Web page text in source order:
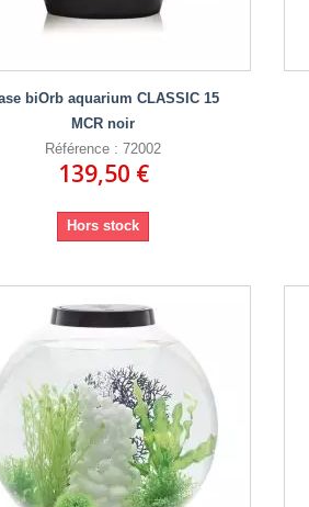
biOrb aquarium CLASSIC 15
MCR noir
Référence : 72002
139,50 €
Hors stock